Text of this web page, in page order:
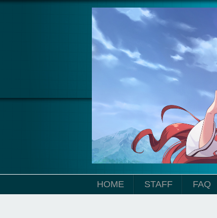
HOME STAFF FAQ